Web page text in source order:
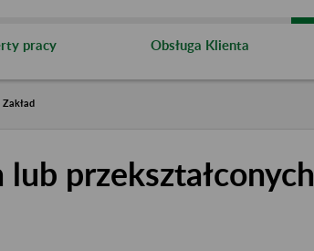
pracy Obsługa Klienta
przekształconych